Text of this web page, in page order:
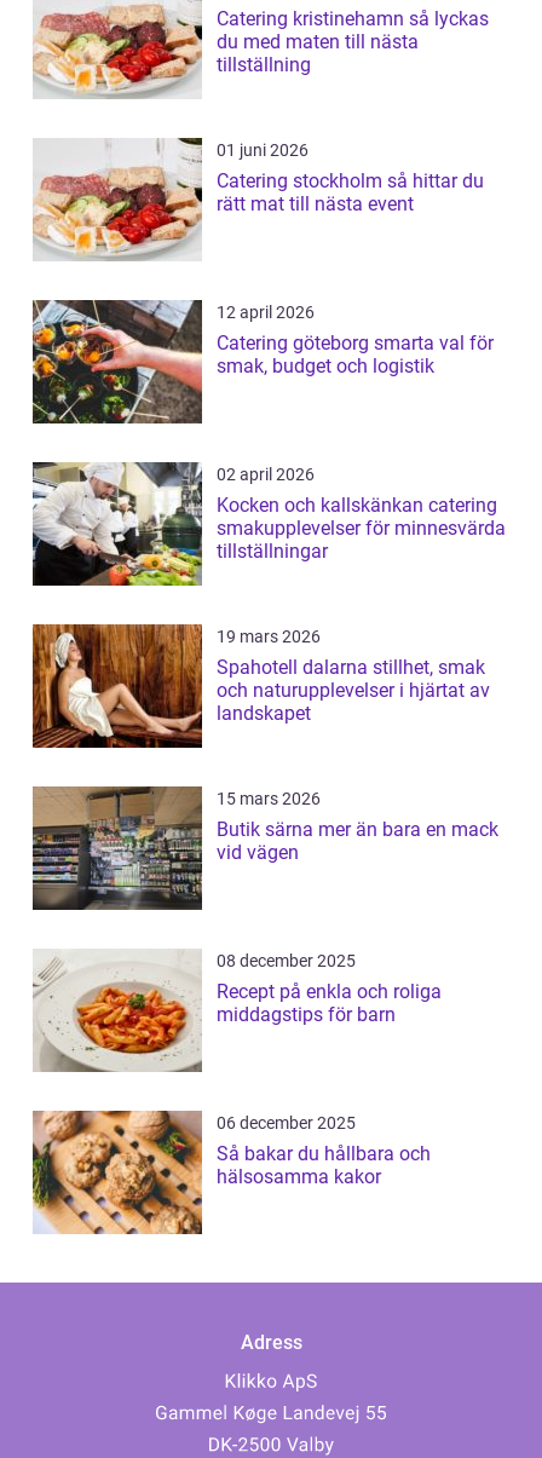
Catering kristinehamn så lyckas
du med maten till nästa
tillställning
01 juni 2026
Catering stockholm så hittar du
rätt mat till nästa event
12 april 2026
Catering göteborg smarta val för
smak, budget och logistik
02 april 2026
Kocken och kallskänkan catering
smakupplevelser för minnesvärda
tillställningar
19 mars 2026
Spahotell dalarna stillhet, smak
och naturupplevelser i hjärtat av
landskapet
15 mars 2026
Butik särna mer än bara en mack
vid vägen
08 december 2025
Recept på enkla och roliga
middagstips för barn
06 december 2025
Så bakar du hållbara och
hälsosamma kakor
Adress